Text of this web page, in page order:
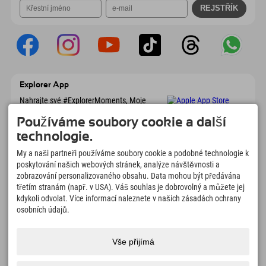
Explorer App
Nahrajte své #ExplorerMoments, Moje
seznamem míst, která chcete navštívit,
přehledem restaurací a mnoha dalšími
věcmi. Stáhněte si hned!
Čas na chvilky objevitelů
166
Horská jezera a
dobrodružné bazény
4.634km
Sjezdovky pro lyžování a
Stezky pro pěší turistiku a
Používáme soubory cookie a další
technologie.
My a naši partneři používáme soubory cookie a podobné technologie k
poskytování našich webových stránek, analýze návštěvnosti a
zobrazování personalizovaného obsahu. Data mohou být předávána
třetím stranám (např. v USA). Váš souhlas je dobrovolný a můžete jej
kdykoli odvolat. Více informací naleznete v našich zásadách ochrany
osobních údajů.
Vše přijímá